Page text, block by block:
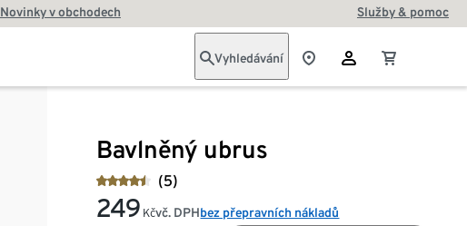
Novinky v obchodech Služby & pomoc
Vyhledávání
Bavlněný ubrus
(5)
249 Kčvč. DPHbez přepravních nákladů